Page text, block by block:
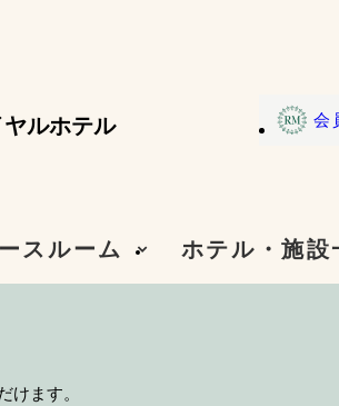
ルホテル 会
スルーム ホテル・施設
けます。